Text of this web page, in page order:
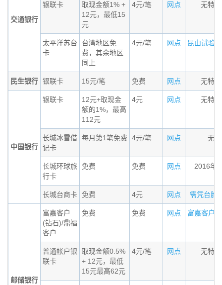
交通银行
银联卡
取现金额1% +
12元，最低15
元
4元/笔 网点 无特
太平洋苏台
卡
台湾地区免
费，其余地区
同上
4元/笔 网点 昆山试验
民生银行 银联卡 15元/笔 免费 网点 无特
中国银行
银联卡
12元+取现金
额的1%，最高
112元
4元 网点 无特
长城冰雪借
记卡
每月第1笔免费 4元/笔 网点 无
长城环球旅
行卡
免费 免费 网点 2016年
长城台商卡 免费 4元 网点 需凭台胞
邮储银行
富嘉客户
(钻石)/鼎福
客户
免费 免费 网点 富嘉客户
普通帐户银
联卡
取现金额0.5%
+ 12元，最低
15元最高62元
4元/笔 网点 无特